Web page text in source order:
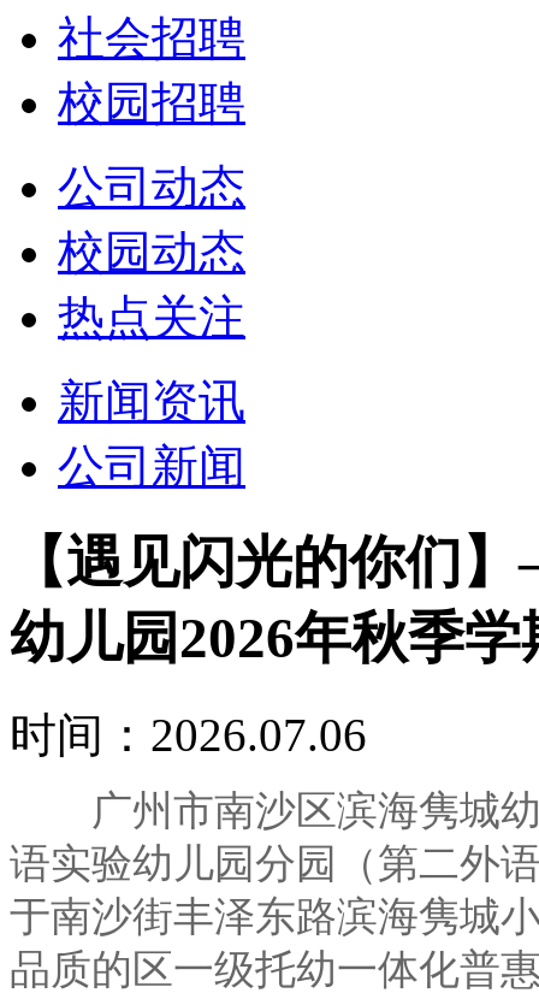
社会招聘
校园招聘
公司动态
校园动态
热点关注
新闻资讯
公司新闻
【遇见闪光的你们
幼儿园2026年秋季
时间：2026.07.06
广州市南沙区滨海隽城幼
语实验幼儿园分园（第二外
于南沙街丰泽东路滨海隽城
品质的区一级托幼一体化普